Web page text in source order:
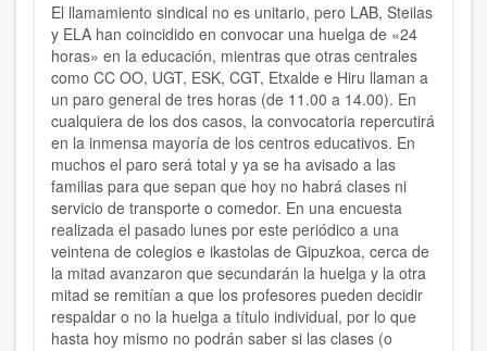
El llamamiento sindical no es unitario, pero LAB, Steilas
y ELA han coincidido en convocar una huelga de «24
horas» en la educación, mientras que otras centrales
como CC OO, UGT, ESK, CGT, Etxalde e Hiru llaman a
un paro general de tres horas (de 11.00 a 14.00). En
cualquiera de los dos casos, la convocatoria repercutirá
en la inmensa mayoría de los centros educativos. En
muchos el paro será total y ya se ha avisado a las
familias para que sepan que hoy no habrá clases ni
servicio de transporte o comedor. En una encuesta
realizada el pasado lunes por este periódico a una
veintena de colegios e ikastolas de Gipuzkoa, cerca de
la mitad avanzaron que secundarán la huelga y la otra
mitad se remitían a que los profesores pueden decidir
respaldar o no la huelga a título individual, por lo que
hasta hoy mismo no podrán saber si las clases (o